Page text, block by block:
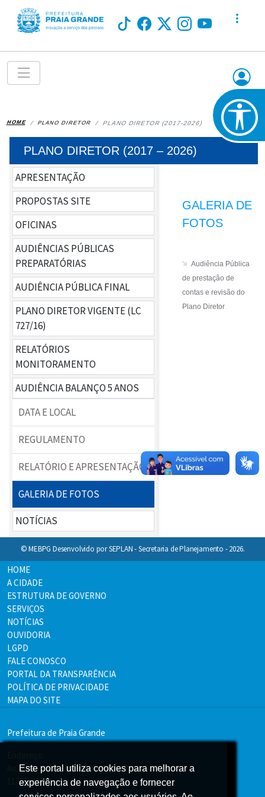
Este portal utiliza cookies para melhorar a
experiência de navegação e fornecer
Este portal utiliza cookies para melhorar a
experiência de navegação e fornecer
HOME PLANO DIRETOR PLANO DIRETOR (2017-2026)
PLANO DIRETOR (2017 – 2026)
APRESENTAÇÃO
PROPOSTAS SITE
OFICINAS
REGULAMENTO
CRONOGRAMA
RELATÓRIOS
GALERIA DE FOTOS
AUDIÊNCIAS PÚBLICAS
PREPARATÓRIAS
REGULAMENTO
CRONOGRAMA
RELATÓRIO
GALERIA DE FOTOS
AUDIÊNCIA PÚBLICA FINAL
DATA E LOCAL
REGULAMENTO
FOTOS
RELATÓRIO
PLANO DIRETOR VIGENTE (LC
727/16)
RELATÓRIOS
MONITORAMENTO
AUDIÊNCIA BALANÇO 5 ANOS
DATA E LOCAL
REGULAMENTO
RELATÓRIO E APRESENTAÇÃO
GALERIA DE FOTOS
NOTÍCIAS
GALERIA DE
FOTOS
Audiência Pública
de prestação de
contas e revisão do
Plano Diretor
© MEBPG Desenvolvido por SEPLAN - Secretaria de Planejamento - 2026.
HOME
A CIDADE
ESTRUTURA DE GOVERNO
SERVIÇOS
NOTÍCIAS
OUVIDORIA
LGPD
FALE CONOSCO
PORTAL DA TRANSPARÊNCIA
POLÍTICA DE PRIVACIDADE
MAPA DO SITE
Prefeitura de Praia Grande
Av. Pres. Kennedy, 9000 - Mirim, Praia Grande - SP
11705-000